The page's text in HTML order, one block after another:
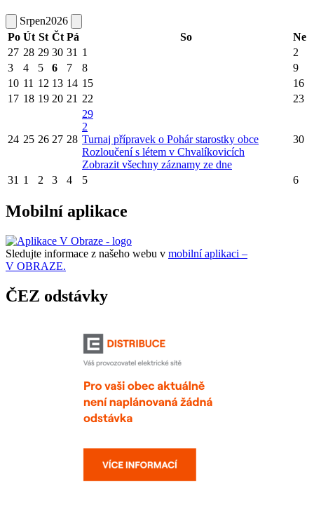
Srpen2026
Po Út St Čt Pá So
Ne
27 28 29 30 31 1
2
3
4 5 6 7 8
9
10 11 12 13 14 15
16
17 18 19 20 21 22 23
24 25 26 27 28
29
2
Turnaj přípravek o Pohár starostky obce
Rozloučení s létem v Chvalíkovicích
Zobrazit všechny záznamy ze dne
30
31 1 2 3 4 5 6
Mobilní aplikace
Sledujte informace z našeho webu v mobilní aplikaci –
V OBRAZE.
ČEZ odstávky